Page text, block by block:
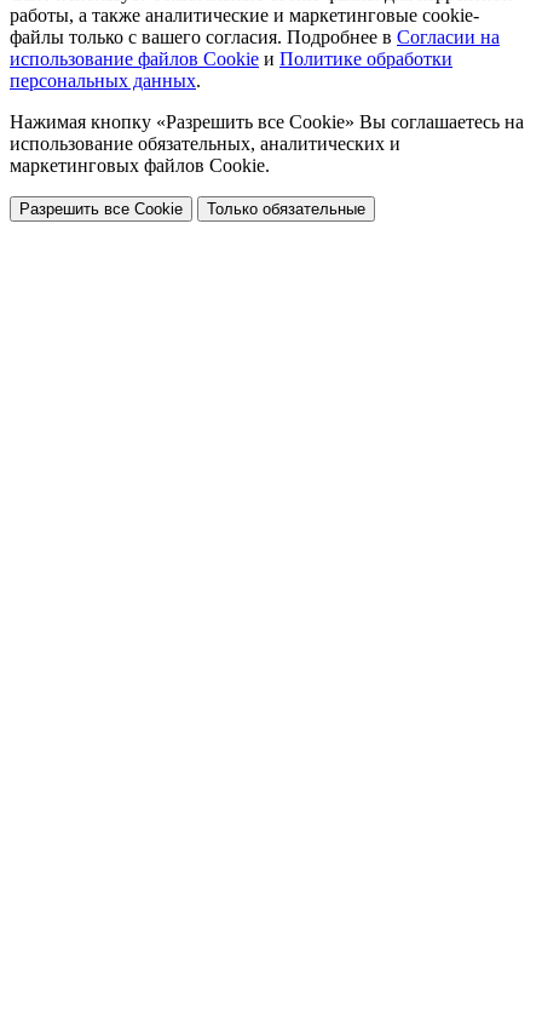
работы, а также аналитические и маркетинговые cookie-
файлы только с вашего согласия. Подробнее в Согласии на
использование файлов Cookie и Политике обработки
персональных данных.
Нажимая кнопку «Разрешить все Cookie» Вы соглашаетесь на
использование обязательных, аналитических и
маркетинговых файлов Cookie.
Разрешить все Cookie Только обязательные